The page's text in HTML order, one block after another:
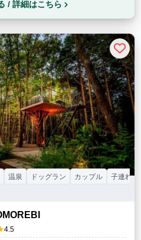
/ 詳細はこちら
4.5
温泉 ドッグラン カップル 子連れ